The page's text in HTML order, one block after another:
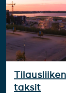
taksit